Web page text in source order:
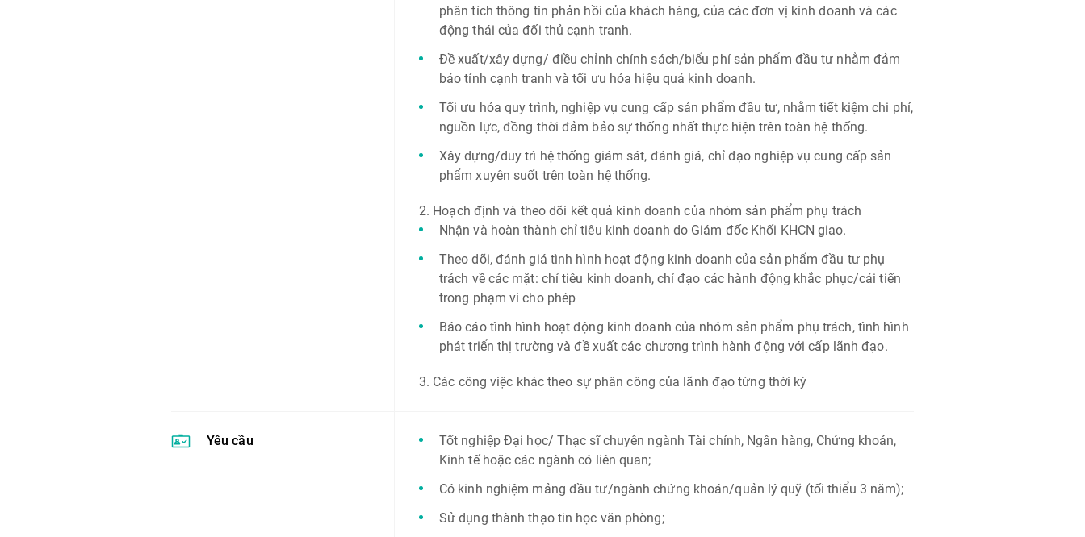
phân tích thông tin phản hồi của khách hàng, của các đơn vị kinh doanh và các
động thái của đối thủ cạnh tranh.
Đề xuất/xây dựng/ điều chỉnh chính sách/biểu phí sản phẩm đầu tư nhằm đảm
bảo tính cạnh tranh và tối ưu hóa hiệu quả kinh doanh.
Tối ưu hóa quy trình, nghiệp vụ cung cấp sản phẩm đầu tư, nhằm tiết kiệm chi phí,
nguồn lực, đồng thời đảm bảo sự thống nhất thực hiện trên toàn hệ thống.
Xây dựng/duy trì hệ thống giám sát, đánh giá, chỉ đạo nghiệp vụ cung cấp sản
phẩm xuyên suốt trên toàn hệ thống.
2. Hoạch định và theo dõi kết quả kinh doanh của nhóm sản phẩm phụ trách
Nhận và hoàn thành chỉ tiêu kinh doanh do Giám đốc Khối KHCN giao.
Theo dõi, đánh giá tình hình hoạt động kinh doanh của sản phẩm đầu tư phụ
trách về các mặt: chỉ tiêu kinh doanh, chỉ đạo các hành động khắc phục/cải tiến
trong phạm vi cho phép
Báo cáo tình hình hoạt động kinh doanh của nhóm sản phẩm phụ trách, tình hình
phát triển thị trường và đề xuất các chương trình hành động với cấp lãnh đạo.
3. Các công việc khác theo sự phân công của lãnh đạo từng thời kỳ
Yêu cầu
Tốt nghiệp Đại học/ Thạc sĩ chuyên ngành Tài chính, Ngân hàng, Chứng khoán,
Kinh tế hoặc các ngành có liên quan;
Có kinh nghiệm mảng đầu tư/ngành chứng khoán/quản lý quỹ (tối thiểu 3 năm);
Sử dụng thành thạo tin học văn phòng;